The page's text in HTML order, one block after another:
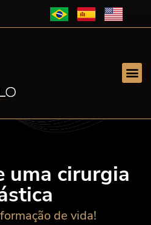
uma cirurgia
de vida!